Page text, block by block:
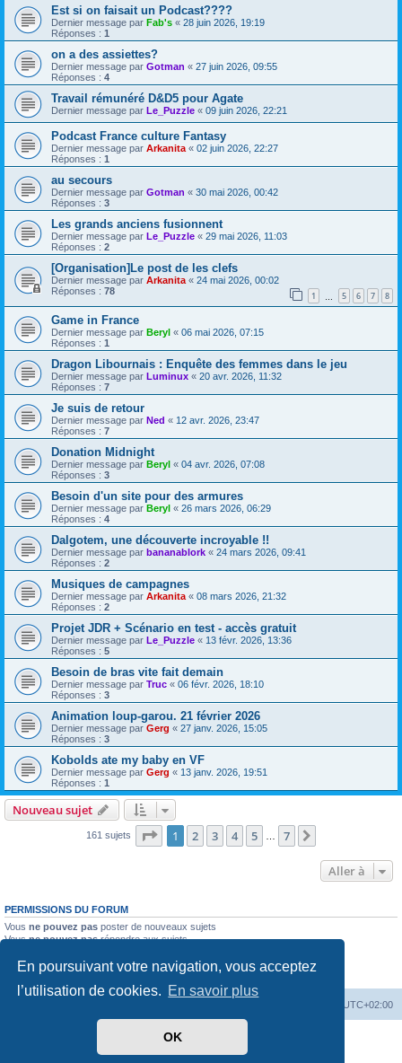
En poursuivant votre navigation, vous acceptez
l’utilisation de cookies. En savoir plus
OK
Est si on faisait un Podcast????
Dernier message par Fab's « 28 juin 2026, 19:19
Réponses : 1
on a des assiettes?
Dernier message par Gotman « 27 juin 2026, 09:55
Réponses : 4
Travail rémunéré D&D5 pour Agate
Dernier message par Le_Puzzle « 09 juin 2026, 22:21
Podcast France culture Fantasy
Dernier message par Arkanita « 02 juin 2026, 22:27
Réponses : 1
au secours
Dernier message par Gotman « 30 mai 2026, 00:42
Réponses : 3
Les grands anciens fusionnent
Dernier message par Le_Puzzle « 29 mai 2026, 11:03
Réponses : 2
[Organisation]Le post de les clefs
Dernier message par Arkanita « 24 mai 2026, 00:02
Réponses : 78 1 5 6 7 8
Game in France
Dernier message par Beryl « 06 mai 2026, 07:15
Réponses : 1
Dragon Libournais : Enquête des femmes dans le jeu
Dernier message par Luminux « 20 avr. 2026, 11:32
Réponses : 7
Je suis de retour
Dernier message par Ned « 12 avr. 2026, 23:47
Réponses : 7
Donation Midnight
Dernier message par Beryl « 04 avr. 2026, 07:08
Réponses : 3
Besoin d'un site pour des armures
Dernier message par Beryl « 26 mars 2026, 06:29
Réponses : 4
Dalgotem, une découverte incroyable !!
Dernier message par bananablork « 24 mars 2026, 09:41
Réponses : 2
Musiques de campagnes
Dernier message par Arkanita « 08 mars 2026, 21:32
Réponses : 2
Projet JDR + Scénario en test - accès gratuit
Dernier message par Le_Puzzle « 13 févr. 2026, 13:36
Réponses : 5
Besoin de bras vite fait demain
Dernier message par Truc « 06 févr. 2026, 18:10
Réponses : 3
Animation loup-garou. 21 février 2026
Dernier message par Gerg « 27 janv. 2026, 15:05
Réponses : 3
Kobolds ate my baby en VF
Dernier message par Gerg « 13 janv. 2026, 19:51
Réponses : 1
Nouveau sujet
161 sujets Page 1sur7
1 2 3 4 5 7
Aller à
PERMISSIONS DU FORUM
Vous ne pouvez pas poster de nouveaux sujets
Vousne pouvez pasrépondre aux sujets
Vousne pouvez passupprimer vos messages
ne pouvez pas joindre des fichiers
UTC+02:00
phpBB ® Forum Software © phpBB Limited
phpBB-fr.com